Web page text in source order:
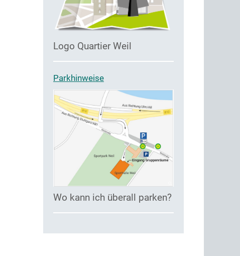
Logo Quartier Weil
Parkhinweise
Wo kann ich überall parken?